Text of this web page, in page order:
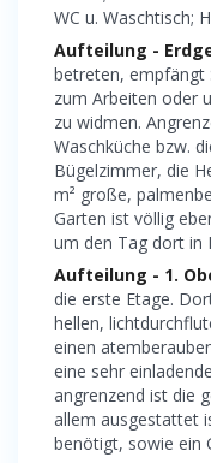
WC u. Waschtisch;
Aufteilung -
betreten, empfängt
zum Arbeiten oder
zu widmen.
Waschküche bzw.
Bügelzimmer, die
m² große,
Garten ist völlig
um den Tag dort in
Aufteilung - 1.
die erste Etage.
hellen,
einen
eine sehr
angrenzend ist die
allem ausgestattet
benötigt, sowie ein